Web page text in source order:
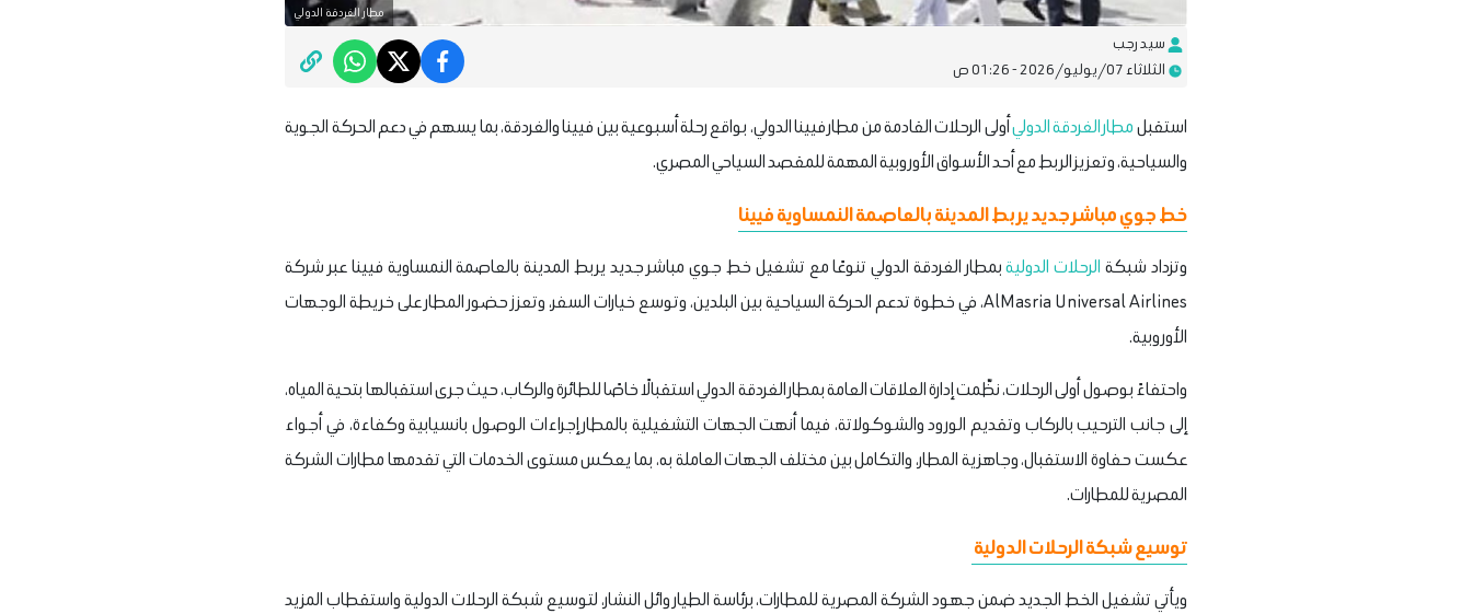
مطار الغردقة الدولي
سيد رجب
الثلاثاء 07/يوليو/2026 - 01:26 ص
استقبلمطار الغردقة الدوليأولى الرحلات القادمة من مطار فيينا الدولي، بواقع رحلة أسبوعية بين فيينا والغردقة، بما يسهم في دعم الحركة الجوية
والسياحية، وتعزيز الربط مع أحد الأسواق الأوروبية المهمة للمقصد السياحي المصري.
خط جوي مباشر جديد يربط المدينة بالعاصمة النمساوية فيينا
وتزداد شبكة الرحلات الدوليةبمطار الغردقة الدولي تنوعًا مع تشغيل خط جوي مباشر جديد يربط المدينة بالعاصمة النمساوية فيينا عبر شركة
AlMasria Universal Airlines، في خطوة تدعم الحركة السياحية بين البلدين، وتوسع خيارات السفر، وتعزز حضور المطار على خريطة الوجهات
الأوروبية.
واحتفاءً بوصول أولى الرحلات، نظّمت إدارة العلاقات العامة بمطار الغردقة الدولي استقبالًا خاصًا للطائرة والركاب، حيث جرى استقبالها بتحية المياه،
إلى جانب الترحيب بالركاب وتقديم الورود والشوكولاتة، فيما أنهت الجهات التشغيلية بالمطار إجراءات الوصول بانسيابية وكفاءة، في أجواء
عكست حفاوة الاستقبال، وجاهزية المطار، والتكامل بين مختلف الجهات العاملة به، بما يعكس مستوى الخدمات التي تقدمها مطارات الشركة
المصرية للمطارات.
توسيع شبكة الرحلات الدولية
ويأتي تشغيل الخط الجديد ضمن جهود الشركة المصرية للمطارات، برئاسة الطيار وائل النشار، لتوسيع شبكة الرحلات الدولية واستقطاب المزيد